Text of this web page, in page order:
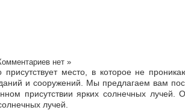
нет »
присутствует место, в которое не
и сооружений. Мы предлагаем вам
присутствии ярких солнечных лучей.
лучей.